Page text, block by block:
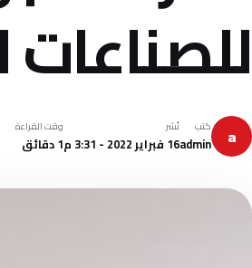
للصناعات
a كتب
admin
نُشر
16 فبراير 2022 - 3:31 م
وقت القراءة
1 دقائق